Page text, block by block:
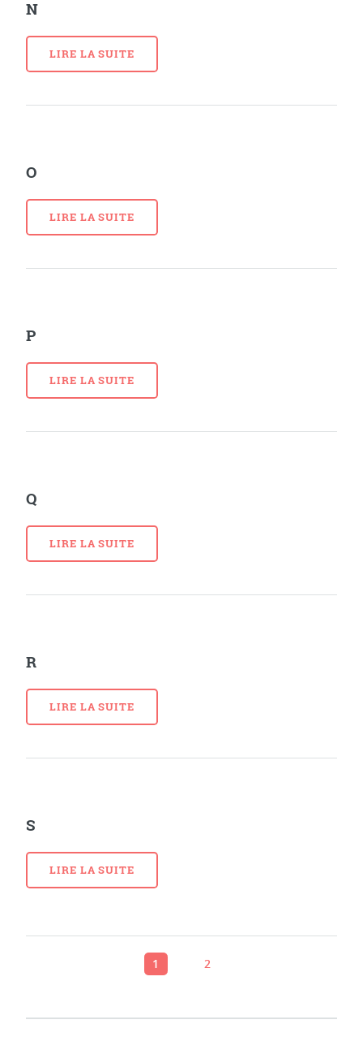
N
LIRE LA SUITE
O
LIRE LA SUITE
P
LIRE LA SUITE
Q
LIRE LA SUITE
R
LIRE LA SUITE
S
LIRE LA SUITE
1 2